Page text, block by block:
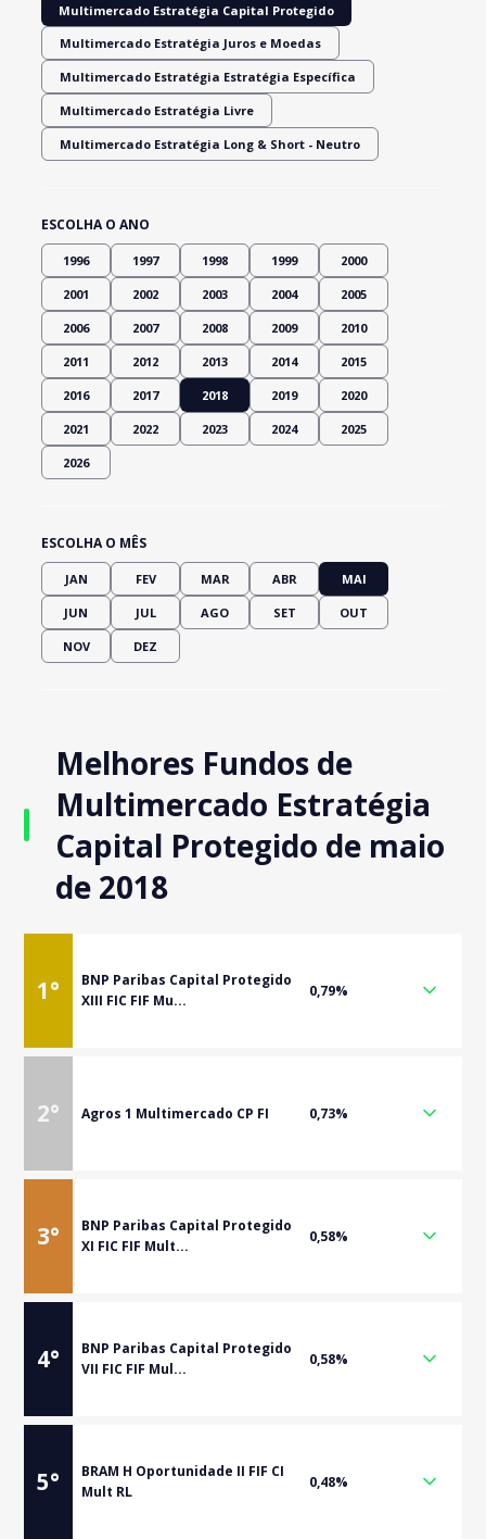
Multimercado Estratégia Capital Protegido
Multimercado Estratégia Juros e Moedas
Multimercado Estratégia Estratégia Específica
Multimercado Estratégia Livre
Multimercado Estratégia Long & Short - Neutro
ESCOLHA O ANO
1996 1997 1998 1999 2000
2001 2002 2003 2004 2005
2006 2007 2008 2009 2010
2011 2012 2013 2014 2015
2016 2017 2018 2019 2020
2021 2022 2023 2024 2025
2026
ESCOLHA O MÊS
JAN FEV MAR ABR MAI
JUN JUL AGO SET OUT
NOV DEZ
Melhores Fundos de
Multimercado Estratégia
Capital Protegido de maio
de 2018
1°
BNP Paribas Capital Protegido
XIII FIC FIF Mu...
0,79%
2° Agros 1 Multimercado CP FI 0,73%
3°
BNP Paribas Capital Protegido
XI FIC FIF Mult...
0,58%
4°
BNP Paribas Capital Protegido
VII FIC FIF Mul...
0,58%
5°
BRAM H Oportunidade II FIF CI
Mult RL
0,48%